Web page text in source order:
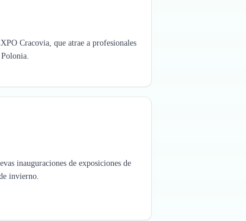
Cracovia, que atrae a profesionales
inauguraciones de exposiciones de
invierno.